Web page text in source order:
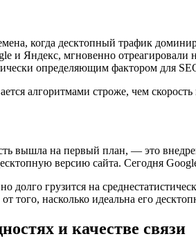
когда десктопный трафик
и Яндекс, мгновенно
определяющим фактором для
алгоритмами строже, чем
вышла на первый план, — это
версию сайта. Сегодня
грузится на
того, насколько идеальна его
и качестве связи